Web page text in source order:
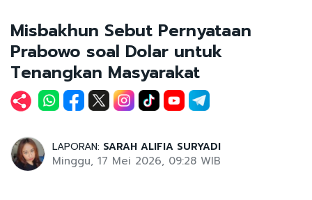
Misbakhun Sebut Pernyataan
Prabowo soal Dolar untuk
Tenangkan Masyarakat
LAPORAN: SARAH ALIFIA SURYADI
Minggu, 17 Mei 2026, 09:28 WIB